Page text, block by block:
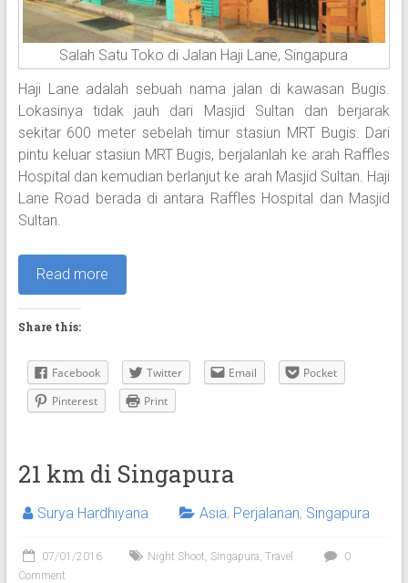
Salah Satu Toko di Jalan Haji Lane, Singapura
Haji Lane adalah sebuah nama jalan di kawasan Bugis.
Lokasinya tidak jauh dari Masjid Sultan dan berjarak
sekitar 600 meter sebelah timur stasiun MRT Bugis. Dari
pintu keluar stasiun MRT Bugis, berjalanlah ke arah Raffles
Hospital dan kemudian berlanjut ke arah Masjid Sultan. Haji
Lane Road berada di antara Raffles Hospital dan Masjid
Sultan.
Read more
Share this:
Facebook Twitter Email
Pocket
Pinterest
Print
21 km di Singapura
Surya Hardhiyana Asia, Perjalanan, Singapura
07/01/2016 Night Shoot Singapura Travel
0
Comment